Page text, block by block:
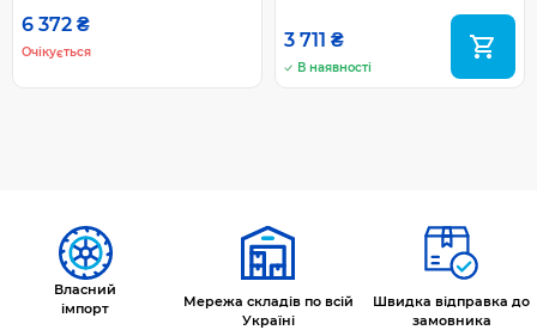
6 372 ₴
Очікується
3 711 ₴
В наявності
Власний
імпорт
Мережа складів по всій
Україні
Швидка відправка до
замовника